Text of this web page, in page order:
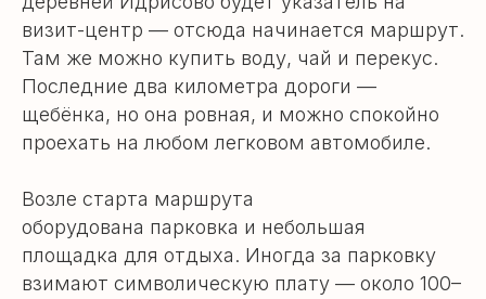
визит-центр — отсюда начинается маршрут.
Там же можно купить воду, чай и перекус.
Последние два километра дороги —
щебёнка, но она ровная, и можно спокойно
проехать на любом легковом автомобиле.
Возле старта маршрута
оборудована парковка и небольшая
площадка для отдыха. Иногда за парковку
взимают символическую плату — около 100–